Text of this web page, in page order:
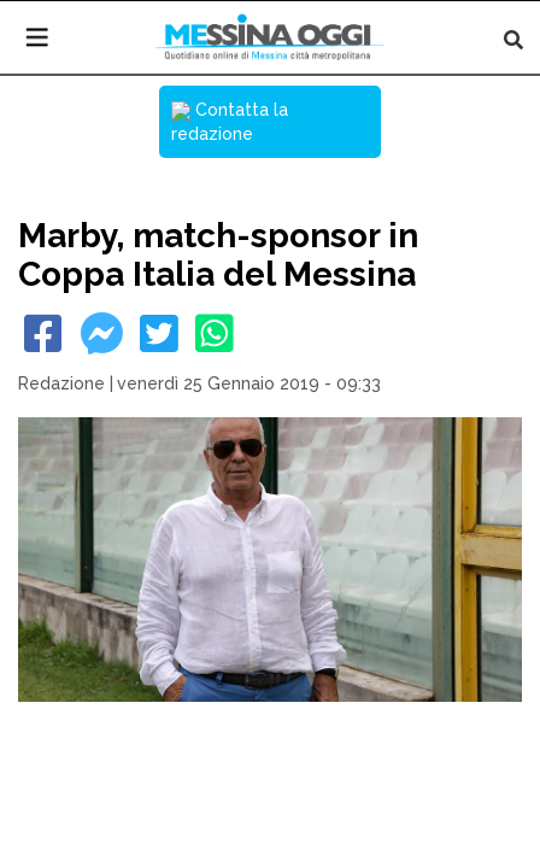
Contatta la
redazione
Marby, match-sponsor in
Coppa Italia del Messina
Redazione venerdì 25 Gennaio 2019 - 09:33